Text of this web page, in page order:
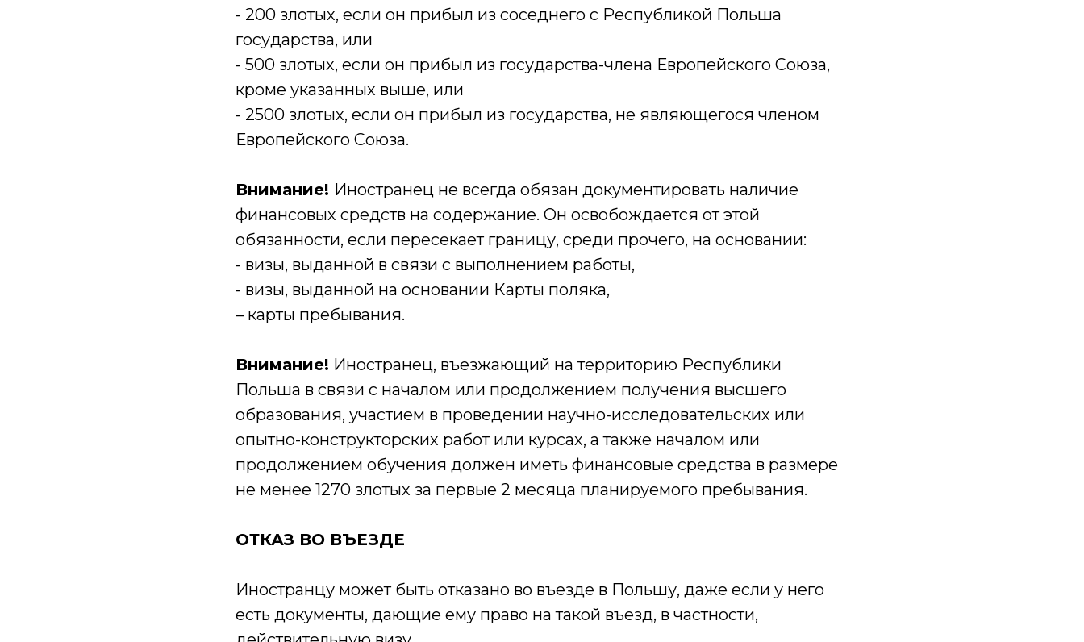
- 200 злотых, если он прибыл из соседнего с Республикой Польша
государства, или
- 500 злотых, если он прибыл из государства-члена Европейского Союза,
кроме указанных выше, или
- 2500 злотых, если он прибыл из государства, не являющегося членом
Европейского Союза.
Внимание! Иностранец не всегда обязан документировать наличие
финансовых средств на содержание. Он освобождается от этой
обязанности, если пересекает границу, среди прочего, на основании:
- визы, выданной в связи с выполнением работы,
- визы, выданной на основании Карты поляка,
– карты пребывания.
Внимание! Иностранец, въезжающий на территорию Республики
Польша в связи с началом или продолжением получения высшего
образования, участием в проведении научно-исследовательских или
опытно-конструкторских работ или курсах, а также началом или
продолжением обучения должен иметь финансовые средства в размере
не менее 1270 злотых за первые 2 месяца планируемого пребывания.
ОТКАЗ ВО ВЪЕЗДЕ
Иностранцу может быть отказано во въезде в Польшу, даже если у него
есть документы, дающие ему право на такой въезд, в частности,